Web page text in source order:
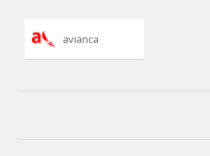
avianca